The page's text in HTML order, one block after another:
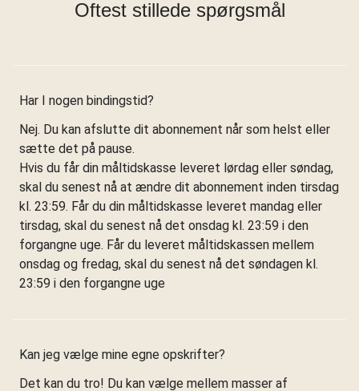
Oftest stillede spørgsmål
Har I nogen bindingstid?
Nej. Du kan afslutte dit abonnement når som helst eller
sætte det på pause.
Hvis du får din måltidskasse leveret lørdag eller søndag,
skal du senest nå at ændre dit abonnement inden tirsdag
kl. 23:59. Får du din måltidskasse leveret mandag eller
tirsdag, skal du senest nå det onsdag kl. 23:59 i den
forgangne uge. Får du leveret måltidskassen mellem
onsdag og fredag, skal du senest nå det søndagen kl.
23:59 i den forgangne uge
Kan jeg vælge mine egne opskrifter?
Det kan du tro! Du kan vælge mellem masser af